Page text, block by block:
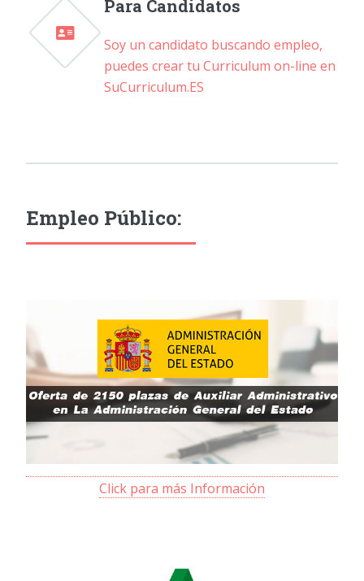
Para Candidatos
Soy un candidato buscando empleo,
puedes crear tu Curriculum on-line en
SuCurriculum.ES
Empleo Público:
Click para más Información